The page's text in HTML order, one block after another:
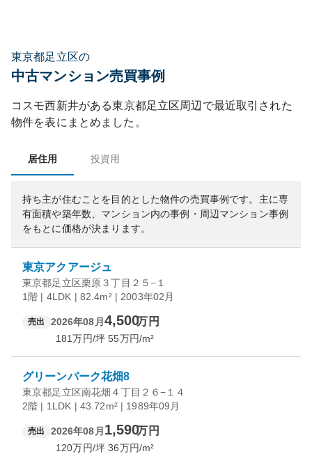
東京都足立区の
中古マンション売買事例
コスモ西新井がある東京都足立区周辺で最近取引された
物件を表にまとめました。
居住用 投資用
持ち主が住むことを目的とした物件の売買事例です。 主に専
有面積や築年数、マンション内の事例・周辺マンション事例
をもとに価格が決まります。
東京アクアージュ
東京都足立区栗原３丁目２５−１
1階 | 4LDK | 82.4m² | 2003年02月
売出 2026年08月 4,500万円
181万円/坪 55万円/m²
グリーンパーク花畑8
東京都足立区南花畑４丁目２６−１４
2階 | 1LDK | 43.72m² | 1989年09月
売出 2026年08月 1,590万円
120万円/坪 36万円/m²